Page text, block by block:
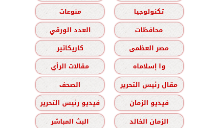
تكنولوجيا
منوعات
محافظات
العدد الورقي
مصر العظمى
كاريكاتير
وا إسلاماه
مقالات الرأي
مقال رئيس التحرير
الصحف
فيديو الزمان
فيديو رئيس التحرير
الزمان الخالد
البث المباشر